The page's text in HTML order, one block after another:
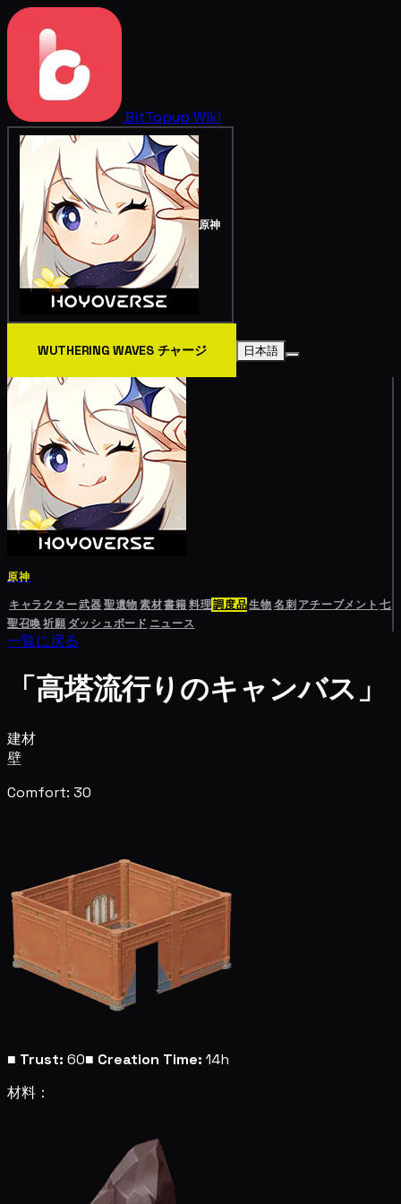
BitTopup Wiki
原神
WUTHERING WAVES チャージ 日本語
原神
キャラクター武器聖遺物素材書籍料理調度品生物名刺 アチーブメント 七
聖召喚祈願 ダッシュボード ニュース
一覧に戻る
「高塔流行りのキャンバス」
建材
壁
Comfort: 30
■ Trust: 60■ Creation Time: 14h
材料：